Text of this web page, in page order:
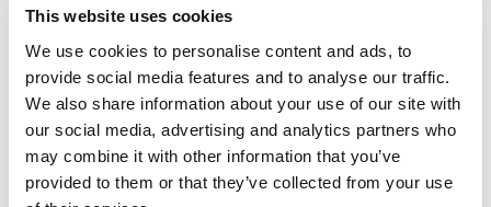
This website uses cookies
We use cookies to personalise content and ads, to
provide social media features and to analyse our traffic.
We also share information about your use of our site with
our social media, advertising and analytics partners who
may combine it with other information that you’ve
provided to them or that they’ve collected from your use
Oblikovanje po meri